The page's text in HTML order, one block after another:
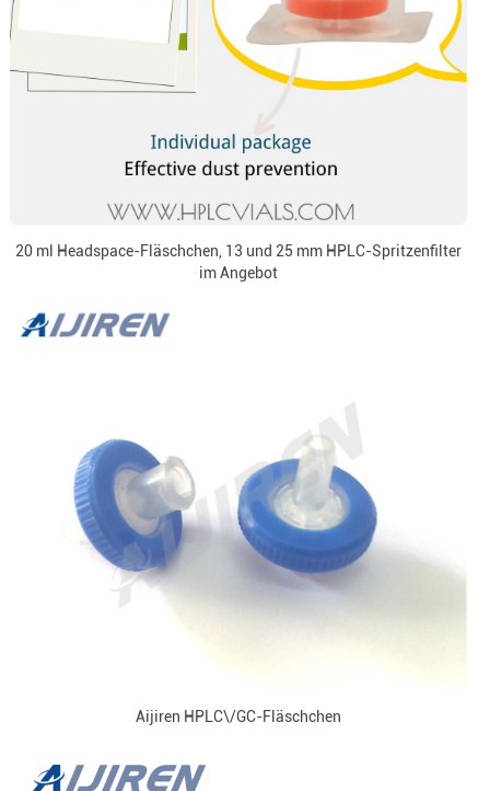
20 ml Headspace-Fläschchen, 13 und 25 mm HPLC-Spritzenfilter
im Angebot
Aijiren HPLC\/GC-Fläschchen